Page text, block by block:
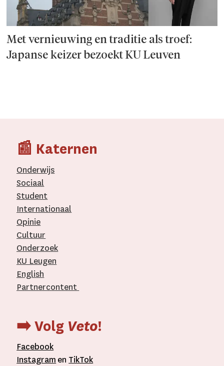
Met vernieuwing en traditie als troef:
Japanse keizer bezoekt KU Leuven
📰 Katernen
Onderwijs
Sociaal
Student
Internationaal­
Opinie
Cultuur
Onderzoek
KU Leugen
English
Partnercontent
➡️ Volg Veto!
Facebook
Instagram en TikTok